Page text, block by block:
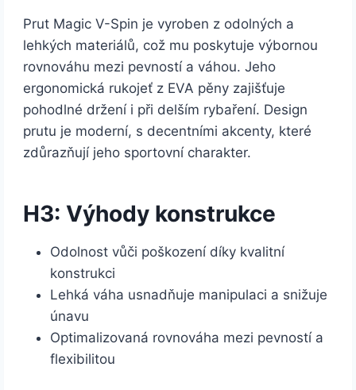
Prut Magic V-Spin je vyroben z odolných a
lehkých materiálů, což mu poskytuje výbornou
rovnováhu mezi pevností a váhou. Jeho
ergonomická rukojeť z EVA pěny zajišťuje
pohodlné držení i při delším rybaření. Design
prutu je moderní, s decentními akcenty, které
zdůrazňují jeho sportovní charakter.
H3: Výhody konstrukce
Odolnost vůči poškození díky kvalitní
konstrukci
Lehká váha usnadňuje manipulaci a snižuje
únavu
Optimalizovaná rovnováha mezi pevností a
flexibilitou